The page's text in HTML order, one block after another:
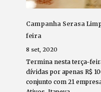
Campanha Serasa
feira
8 set, 2020
Termina nesta terça-
dívidas por apenas R$
conjunto com 21